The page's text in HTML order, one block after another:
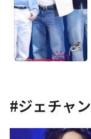
#ジェチャン